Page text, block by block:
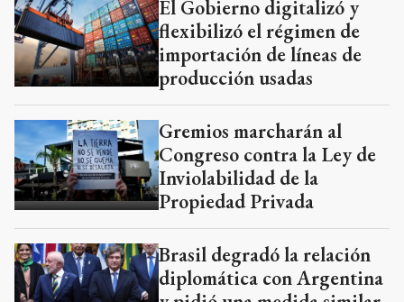
El Gobierno digitalizó y
flexibilizó el régimen de
importación de líneas de
producción usadas
Gremios marcharán al
Congreso contra la Ley de
Inviolabilidad de la
Propiedad Privada
Brasil degradó la relación
diplomática con Argentina